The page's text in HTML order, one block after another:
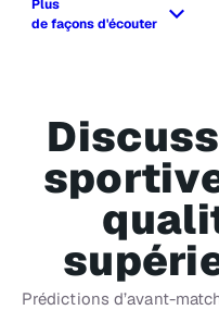
Plus
de façons d'écouter
Prédictions d’avant-